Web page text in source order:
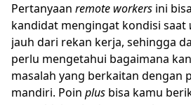
Pertanyaan remote workers ini
kandidat mengingat kondisi saat
jauh dari rekan kerja, sehingga
perlu mengetahui bagaimana
masalah yang berkaitan dengan
mandiri. Poin plus bisa kamu